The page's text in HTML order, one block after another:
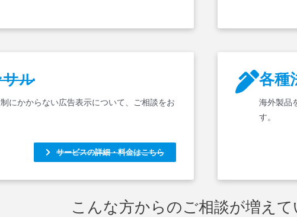
ル
にかからない広告表示について、ご相談をお
サービスの詳細・料金はこちら
各種
海外製品
す。
こんな方からのご相談が増えて